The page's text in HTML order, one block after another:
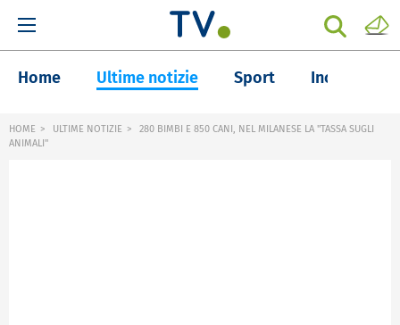
Home Ultime notizie Sport Inchieste
HOME ULTIME NOTIZIE
280 BIMBI E 850 CANI, NEL MILANESE LA "TASSA SUGLI
ANIMALI"